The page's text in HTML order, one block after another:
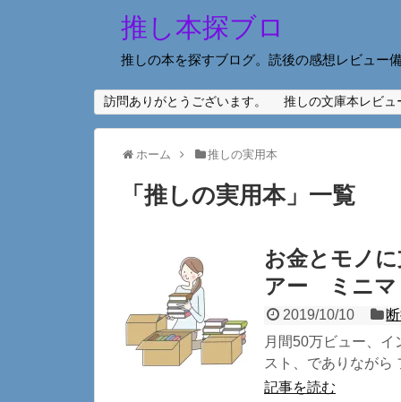
推し本探ブロ
推しの本を探すブログ。読後の感想レビュー
訪問ありがとうございます。 推しの文庫本レビュ
ホーム 推しの実用本
「 推しの実用本」 一覧
お金とモノ
アー ミニマ
2019/10/10
月間50万ビュー、
スト、でありながら
記事を読む